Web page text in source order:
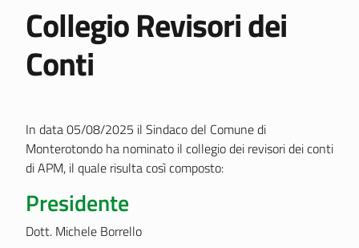
Collegio Revisori dei
Conti
In data 05/08/2025 il Sindaco del Comune di
Monterotondo ha nominato il collegio dei revisori dei conti
di APM, il quale risulta così composto:
Presidente
Dott. Michele Borrello